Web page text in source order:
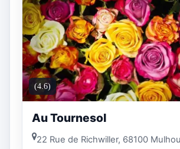
(4.6)
Au Tournesol
22 Rue de Richwiller, 68100